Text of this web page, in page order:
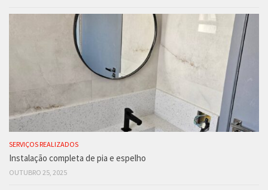
SERVIÇOS REALIZADOS
Instalação completa de pia e espelho
OUTUBRO 25, 2025